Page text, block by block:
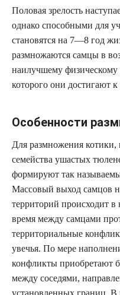
Половая зрелость
однако способными для
становятся на 7—8 год
размножаются самцы в
наилучшему
которого они достигают к
Особенности
Для размножения котики,
семейства ушастых
формируют так
Массовый выход самцов
территорий происходит
время между самцами
территориальные
увечья. По мере
конфликты приобретают
между соседями,